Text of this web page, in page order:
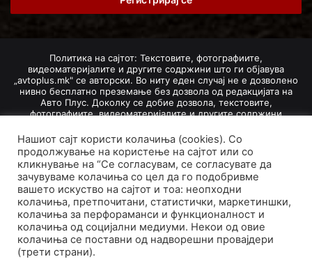
Политика на сајтот: Текстовите, фотографиите,
видеоматеријалите и другите содржини што ги објавува
„avtoplus.mk" се авторски. Во ниту еден случај не е дозволено
нивно бесплатно преземање без дозвола од редакцијата на
Авто Плус. Доколку се добие дозвола, текстовите,
фотографиите, видеоматеријалите и другите содржини
изворот и авторот со вметнување на директна интернет-врска
(линк) до оригиналната содржина на „avtoplus.mk". При
добивање на одобрување од редакцијата за превземање на
текст, може да се превземе само дел од новинарско дело
насловот, придружната фотографија (односно насловната
фотографија) и воведниот дел на текстот, познат како „лид".
Преземање содржини од „avtoplus.mk" надвор од овие услови
не е дозволено и подложи на санкционирање согласно
Законот за авторски и сродни права.
Developed by PROCESS IN. Hosted byGoHost.
Нашиот сајт користи колачиња (cookies). Со
продолжување на користење на сајтот или со
кликнување на “Се согласувам, се согласувате да
зачувуваме колачиња со цел да го подобривме
вашето искуство на сајтот и тоа: неопходни
колачиња, претпочитани, статистички, маркетиншки,
колачиња за перфораманси и функционалност и
колачиња од социјални медиуми. Некои од овие
колачиња се поставни од надворешни провајдери
(трети страни).